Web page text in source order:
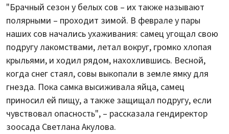
"Брачный сезон у белых сов – их также называют
полярными – проходит зимой. В феврале у пары
наших сов начались ухаживания: самец угощал свою
подругу лакомствами, летал вокруг, громко хлопая
крыльями, и ходил рядом, нахохлившись. Весной,
когда снег стаял, совы выкопали в земле ямку для
гнезда. Пока самка высиживала яйца, самец
приносил ей пищу, а также защищал подругу, если
чувствовал опасность", – рассказала гендиректор
зоосада Светлана Акулова.